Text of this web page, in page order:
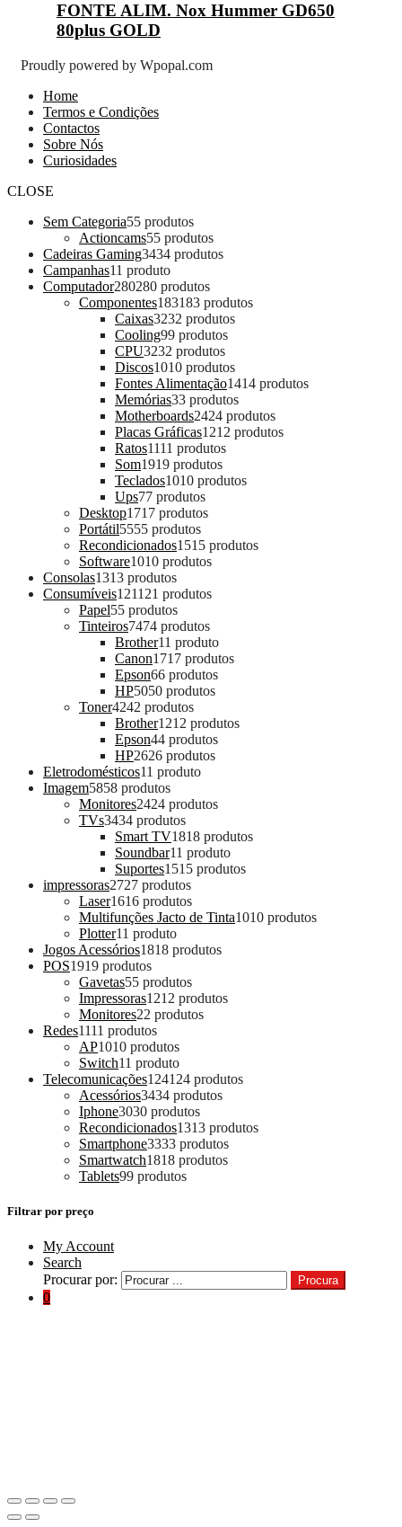
FONTE ALIM. Nox Hummer GD650
80plus GOLD
Proudly powered by Wpopal.com
Home
Termos e Condições
Contactos
Sobre Nós
Curiosidades
CLOSE
Sem Categoria55 produtos
Actioncams55 produtos
Cadeiras Gaming3434 produtos
Campanhas11 produto
Computador280280 produtos
Componentes183183 produtos
Caixas3232 produtos
Cooling99 produtos
CPU3232 produtos
Discos1010 produtos
Fontes Alimentação1414 produtos
Memórias33 produtos
Motherboards2424 produtos
Placas Gráficas1212 produtos
Ratos1111 produtos
Som1919 produtos
Teclados1010 produtos
Ups77 produtos
Desktop1717 produtos
Portátil5555 produtos
Recondicionados1515 produtos
Software1010 produtos
Consolas1313 produtos
Consumíveis121121 produtos
Papel55 produtos
Tinteiros7474 produtos
Brother11 produto
Canon1717 produtos
Epson66 produtos
HP5050 produtos
Toner4242 produtos
Brother1212 produtos
Epson44 produtos
HP2626 produtos
Eletrodomésticos11 produto
Imagem5858 produtos
Monitores2424 produtos
TVs3434 produtos
Smart TV1818 produtos
Soundbar11 produto
Suportes1515 produtos
impressoras2727 produtos
Laser1616 produtos
Multifunções Jacto de Tinta1010 produtos
Plotter11 produto
Jogos Acessórios1818 produtos
POS1919 produtos
Gavetas55 produtos
Impressoras1212 produtos
Monitores22 produtos
Redes1111 produtos
AP1010 produtos
Switch11 produto
Telecomunicações124124 produtos
Acessórios3434 produtos
Iphone3030 produtos
Recondicionados1313 produtos
Smartphone3333 produtos
Smartwatch1818 produtos
Tablets99 produtos
Filtrar por preço
My Account
Search
Procurar por:
Procura
0